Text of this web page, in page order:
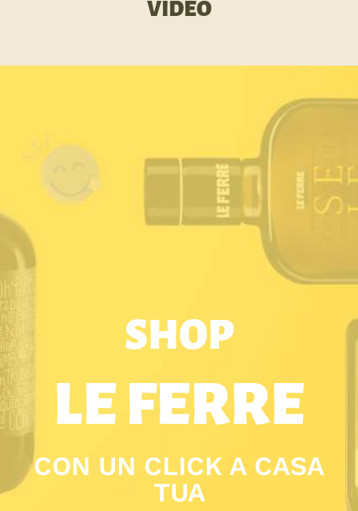
VIDEO
SHOP
LE FERRE
CON UN CLICK A CASA
TUA